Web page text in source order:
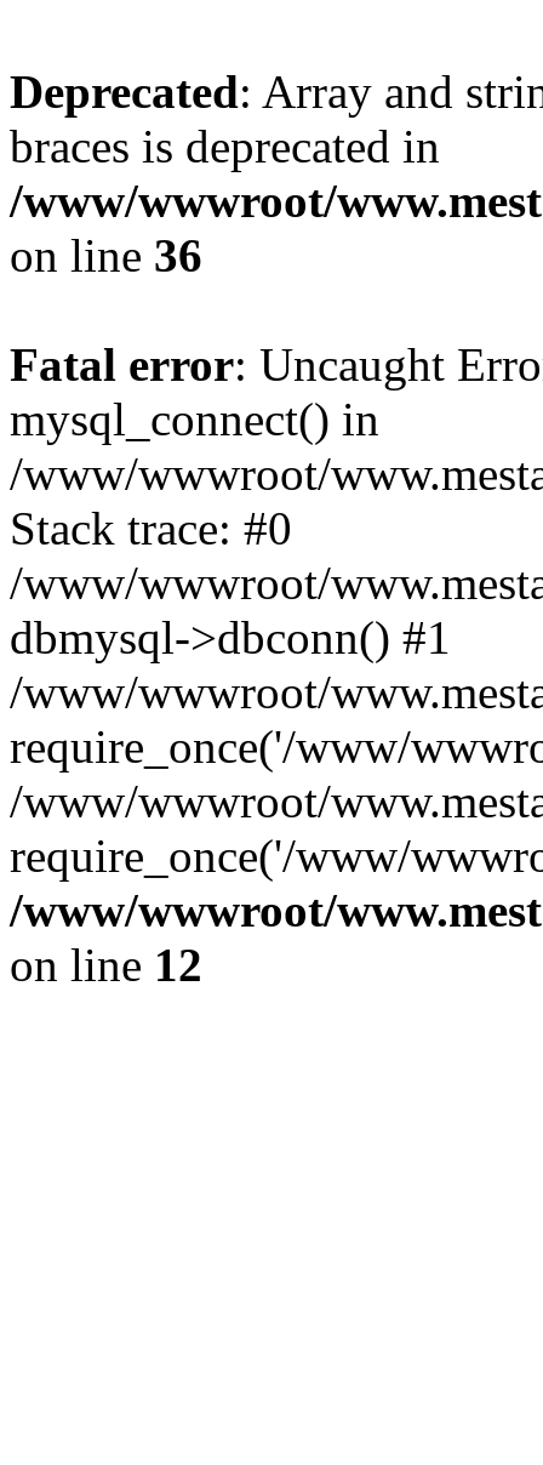
Deprecated: Array and
braces is deprecated in
/www/wwwroot/
on line 36
Fatal error: Uncaught
mysql_connect() in
/www/wwwroot/
Stack trace: #0
/www/wwwroot/
dbmysql->dbconn() #1
/www/wwwroot/
require_once('/www/
/www/wwwroot/
require_once('/www/
/www/wwwroot/
on line 12